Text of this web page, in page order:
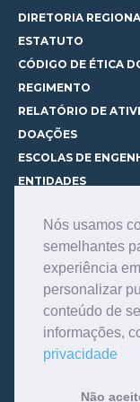
Nós usamos
semelhantes
experiência
personalizar
conteúdo de
informações,
privacidade
Não
DIRETORIA
ESTATUTO
CÓDIGO DE ÉTICA
REGIMENTO
RELATÓRIO DE
DOAÇÕES
ESCOLAS DE
ENTIDADES
CURSOS
CONHEÇA OS
CENTRAL DE
CONTATO
INFORMAÇÕES